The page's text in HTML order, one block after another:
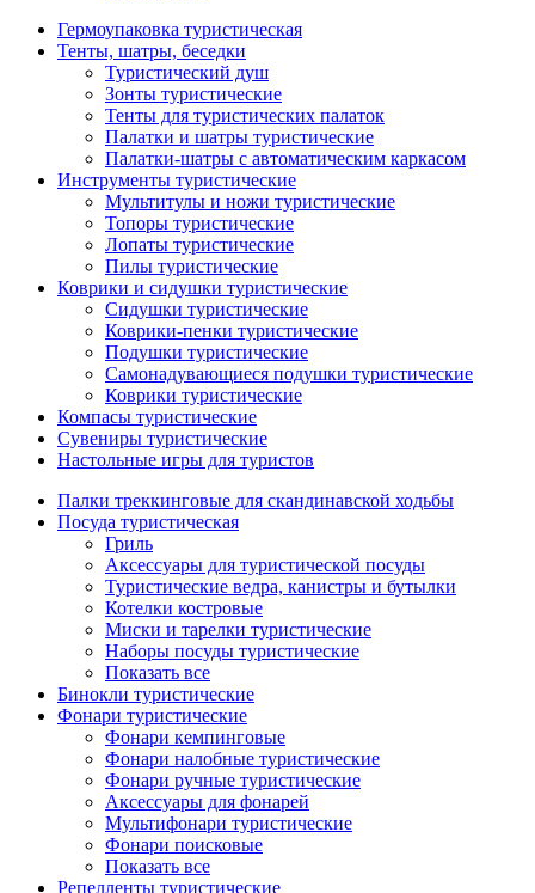
Гермоупаковка туристическая
Тенты, шатры, беседки
Туристический душ
Зонты туристические
Тенты для туристических палаток
Палатки и шатры туристические
Палатки-шатры с автоматическим каркасом
Инструменты туристические
Мультитулы и ножи туристические
Топоры туристические
Лопаты туристические
Пилы туристические
Коврики и сидушки туристические
Сидушки туристические
Коврики-пенки туристические
Подушки туристические
Самонадувающиеся подушки туристические
Коврики туристические
Компасы туристические
Сувениры туристические
Настольные игры для туристов
Палки треккинговые для скандинавской ходьбы
Посуда туристическая
Гриль
Аксессуары для туристической посуды
Туристические ведра, канистры и бутылки
Котелки костровые
Миски и тарелки туристические
Наборы посуды туристические
Показать все
Бинокли туристические
Фонари туристические
Фонари кемпинговые
Фонари налобные туристические
Фонари ручные туристические
Аксессуары для фонарей
Мультифонари туристические
Фонари поисковые
Показать все
Репелленты туристические